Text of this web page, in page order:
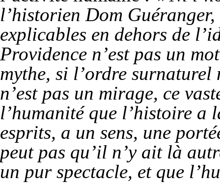
l’historien Dom
explicables en dehors de
Providence n’est pas un
mythe, si l’ordre surnaturel
n’est pas un mirage, ce
l’humanité que l’histoire a
esprits, a un sens, une
peut pas qu’il n’y ait là
un pur spectacle, et que